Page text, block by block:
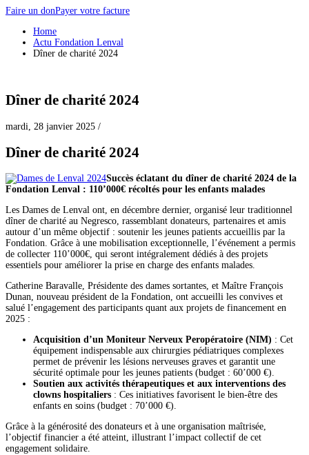
Faire un donPayer votre facture
Home
Actu Fondation Lenval
Dîner de charité 2024
Dîner de charité 2024
mardi, 28 janvier 2025 /
Dîner de charité 2024
Succès éclatant du dîner de charité 2024 de la
Fondation Lenval : 110’000€ récoltés pour les enfants malades
Les Dames de Lenval ont, en décembre dernier, organisé leur traditionnel
dîner de charité au Negresco, rassemblant donateurs, partenaires et amis
autour d’un même objectif : soutenir les jeunes patients accueillis par la
Fondation. Grâce à une mobilisation exceptionnelle, l’événement a permis
de collecter 110’000€, qui seront intégralement dédiés à des projets
essentiels pour améliorer la prise en charge des enfants malades.
Catherine Baravalle, Présidente des dames sortantes, et Maître François
Dunan, nouveau président de la Fondation, ont accueilli les convives et
salué l’engagement des participants quant aux projets de financement en
2025 :
Acquisition d’un Moniteur Nerveux Peropératoire (NIM) : Cet
équipement indispensable aux chirurgies pédiatriques complexes
permet de prévenir les lésions nerveuses graves et garantit une
sécurité optimale pour les jeunes patients (budget : 60’000 €).
Soutien aux activités thérapeutiques et aux interventions des
clowns hospitaliers : Ces initiatives favorisent le bien-être des
enfants en soins (budget : 70’000 €).
Grâce à la générosité des donateurs et à une organisation maîtrisée,
l’objectif financier a été atteint, illustrant l’impact collectif de cet
engagement solidaire.